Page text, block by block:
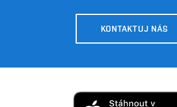
KONTAKTUJ NÁS